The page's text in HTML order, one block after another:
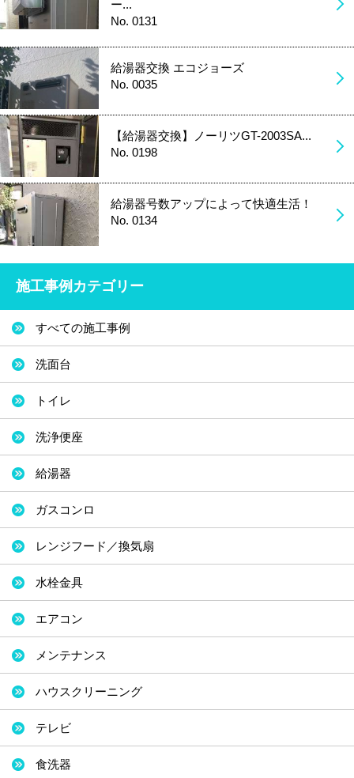
ー...
No. 0131
給湯器交換 エコジョーズ
No. 0035
【給湯器交換】ノーリツGT-2003SA...
No. 0198
給湯器号数アップによって快適生活！
No. 0134
施工事例カテゴリー
すべての施工事例
洗面台
トイレ
洗浄便座
給湯器
ガスコンロ
レンジフード／換気扇
水栓金具
エアコン
メンテナンス
ハウスクリーニング
テレビ
食洗器